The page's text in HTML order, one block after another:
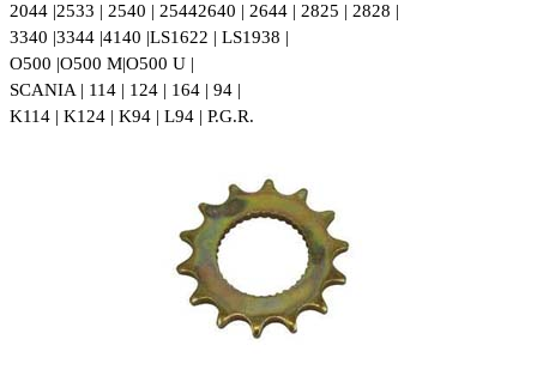
2044 |2533 | 2540 | 25442640 | 2644 | 2825 | 2828 |
3340 |3344 |4140 |LS1622 | LS1938 |
O500 |O500 M|O500 U |
SCANIA | 114 | 124 | 164 | 94 |
K114 | K124 | K94 | L94 | P.G.R.